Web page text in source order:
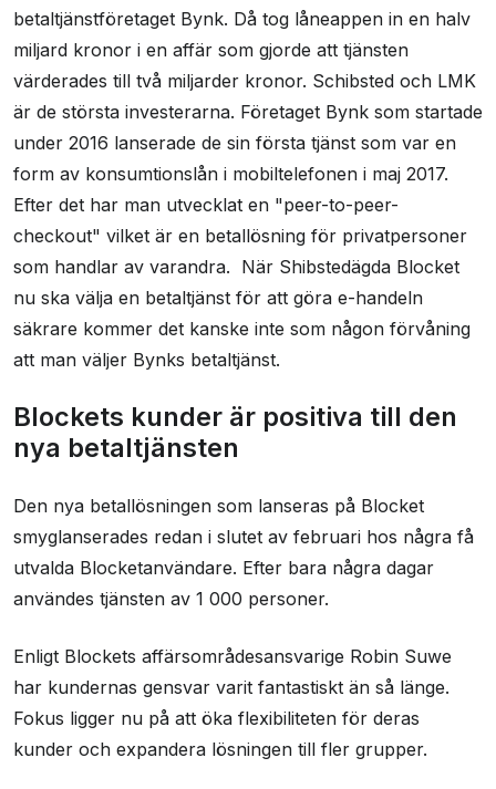
betaltjänstföretaget Bynk. Då tog låneappen in en halv
miljard kronor i en affär som gjorde att tjänsten
värderades till två miljarder kronor. Schibsted och LMK
är de största investerarna. Företaget Bynk som startade
under 2016 lanserade de sin första tjänst som var en
form av konsumtionslån i mobiltelefonen i maj 2017.
Efter det har man utvecklat en "peer-to-peer-
checkout" vilket är en betallösning för privatpersoner
som handlar av varandra. När Shibstedägda Blocket
nu ska välja en betaltjänst för att göra e-handeln
säkrare kommer det kanske inte som någon förvåning
att man väljer Bynks betaltjänst.
Blockets kunder är positiva till den
nya betaltjänsten
Den nya betallösningen som lanseras på Blocket
smyglanserades redan i slutet av februari hos några få
utvalda Blocketanvändare. Efter bara några dagar
användes tjänsten av 1 000 personer.
Enligt Blockets affärsområdesansvarige Robin Suwe
har kundernas gensvar varit fantastiskt än så länge.
Fokus ligger nu på att öka flexibiliteten för deras
kunder och expandera lösningen till fler grupper.